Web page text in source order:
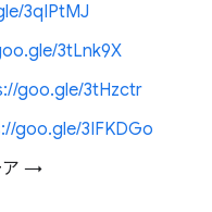
3qIPtMJ
3tLnk9X
goo.gle/3tHzctr
goo.gle/3IFKDGo
ア →